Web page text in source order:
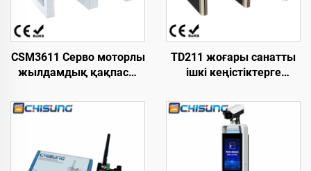
CSM3611 Серво моторлы
жылдамдық қақпасы
Суық тартылған болат
18-Инфрақызыл AFC
Кіру бақылауы
айналмалы қақпа
TD211 жоғары санатты
ішкі кеңістіктерге
жылдамдықты
айдағыш қақпа, өзі
әзірлеген қозғалтқыш,
темірден жасалған
ыстықтай